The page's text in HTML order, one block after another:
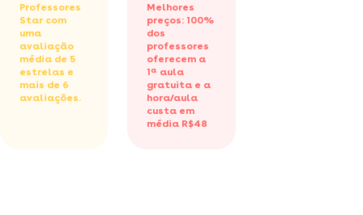
Professores
Star com
uma
avaliação
média de 5
estrelas e
mais de 6
avaliações.
Melhores
preços: 100%
dos
professores
oferecem a
1ª aula
gratuita e a
hora/aula
custa em
média R$48